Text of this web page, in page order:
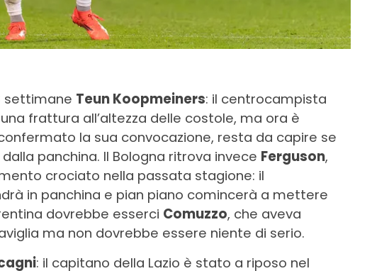
settimane Teun Koopmeiners: il centrocampista
frattura all’altezza delle costole, ma ora è
la sua convocazione, resta da capire se
panchina. Il Bologna ritrova invece Ferguson,
crociato nella passata stagione: il
in panchina e pian piano comincerà a mettere
dovrebbe esserci Comuzzo, che aveva
ma non dovrebbe essere niente di serio.
: il capitano della Lazio è stato a riposo nel